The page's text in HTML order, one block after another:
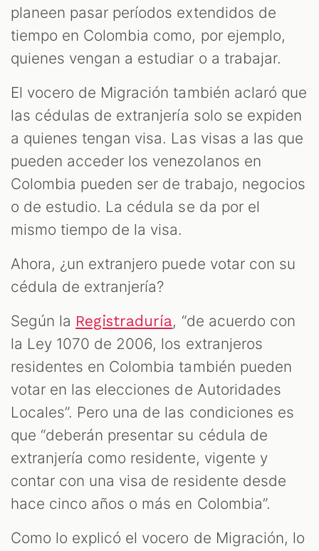
planeen pasar períodos extendidos de
tiempo en Colombia como, por ejemplo,
quienes vengan a estudiar o a trabajar.
El vocero de Migración también aclaró que
las cédulas de extranjería solo se expiden
a quienes tengan visa. Las visas a las que
pueden acceder los venezolanos en
Colombia pueden ser de trabajo, negocios
o de estudio. La cédula se da por el
mismo tiempo de la visa.
Ahora, ¿un extranjero puede votar con su
cédula de extranjería?
Según la Registraduría, “de acuerdo con
la Ley 1070 de 2006, los extranjeros
residentes en Colombia también pueden
votar en las elecciones de Autoridades
Locales”. Pero una de las condiciones es
que “deberán presentar su cédula de
extranjería como residente, vigente y
contar con una visa de residente desde
hace cinco años o más en Colombia”.
Como lo explicó el vocero de Migración, lo